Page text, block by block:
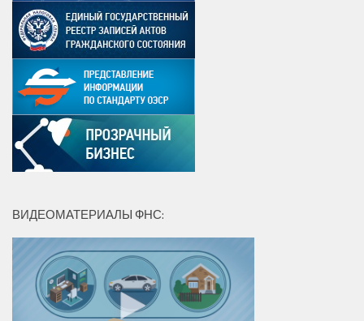
ВИДЕОМАТЕРИАЛЫ ФНС: